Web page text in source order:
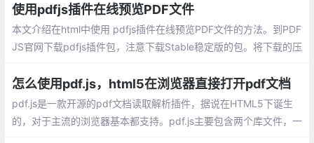
使用pdfjs插件在线预览PDF文件
本文介绍在html中使用 pdfjs插件在线预览PDF文件的方法。到PDF
JS官网下载pdfjs插件包，注意下载Stable稳定版的包。将下载的压
怎么使用pdf.js，html5在浏览器直接打开pdf文档
pdf.js是一款开源的pdf文档读取解析插件，据说在HTML5下诞生
的，对于主流的浏览器基本都支持。pdf.js主要包含两个库文件，一